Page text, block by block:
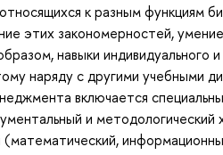
к разным функциям
этих закономерностей,
навыки индивидуального
наряду с другими учебными
включается
и